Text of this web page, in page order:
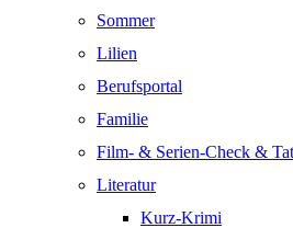
Sommer
Lilien
Berufsportal
Familie
Film- & Serien-Check &
Literatur
Kurz-Krimi